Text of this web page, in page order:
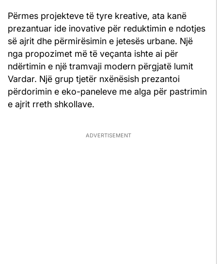
Përmes projekteve të tyre kreative, ata kanë
prezantuar ide inovative për reduktimin e ndotjes
së ajrit dhe përmirësimin e jetesës urbane. Një
nga propozimet më të veçanta ishte ai për
ndërtimin e një tramvaji modern përgjatë lumit
Vardar. Një grup tjetër nxënësish prezantoi
përdorimin e eko-paneleve me alga për pastrimin
e ajrit rreth shkollave.